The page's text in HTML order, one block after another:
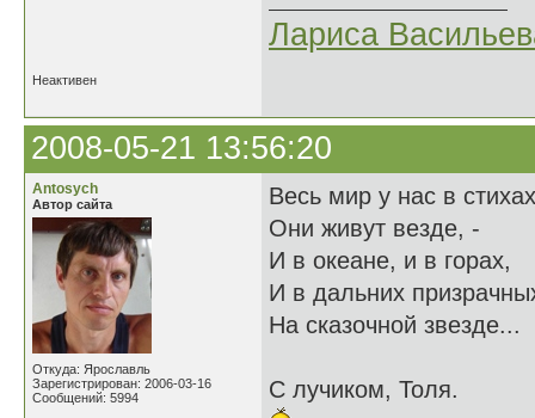
Лариса
Неактивен
2008-05-21 13:56:20
Antosych
Автор сайта
Откуда: Ярославль
Зарегистрирован: 2006-03-16
Сообщений: 5994
Весь мир у нас в
Они живут везде, -
И в океане, и в горах,
И в дальних
На сказочной звезде...
С лучиком, Толя.